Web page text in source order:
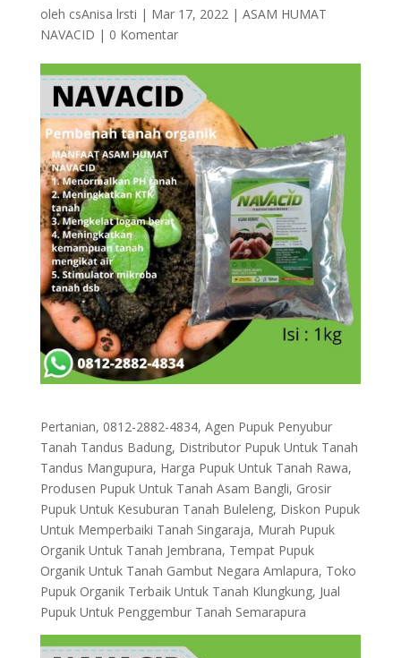
oleh csAnisa lrsti | Mar 17, 2022| ASAM HUMAT
NAVACID | 0 Komentar
Pertanian, 0812-2882-4834, Agen Pupuk Penyubur
Tanah Tandus Badung, Distributor Pupuk Untuk Tanah
Tandus Mangupura, Harga Pupuk Untuk Tanah Rawa,
Produsen Pupuk Untuk Tanah Asam Bangli, Grosir
Pupuk Untuk Kesuburan Tanah Buleleng, Diskon Pupuk
Untuk Memperbaiki Tanah Singaraja, Murah Pupuk
Organik Untuk Tanah Jembrana, Tempat Pupuk
Organik Untuk Tanah Gambut Negara Amlapura, Toko
Pupuk Organik Terbaik Untuk Tanah Klungkung, Jual
Pupuk Untuk Penggembur Tanah Semarapura